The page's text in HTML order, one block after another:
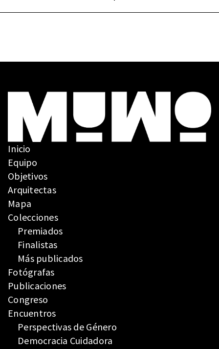
Inicio
Equipo
Objetivos
Arquitectas
Mapa
Colecciones
Premiados
Finalistas
Más publicados
Fotógrafas
Publicaciones
Congreso
Encuentros
Perspectivas de Género
Democracia Cuidadora